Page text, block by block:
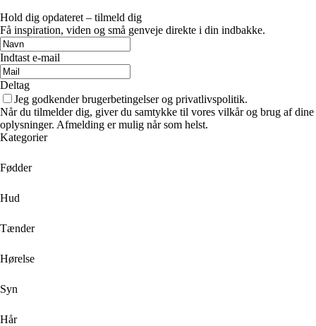
Hold dig opdateret – tilmeld dig
Få inspiration, viden og små genveje direkte i din indbakke.
Indtast e-mail
Deltag
Jeg godkender brugerbetingelser og privatlivspolitik.
Når du tilmelder dig, giver du samtykke til vores vilkår og brug af dine
oplysninger. Afmelding er mulig når som helst.
Kategorier
Fødder
Hud
Tænder
Hørelse
Syn
Hår